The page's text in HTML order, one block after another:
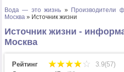
Вода — это жизнь » Производители
Москва » Источник жизни
Источник жизни -
Москва
Рейтинг
3.9(57)